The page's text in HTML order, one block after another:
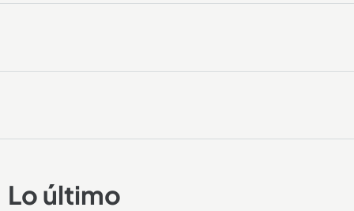
Lo último